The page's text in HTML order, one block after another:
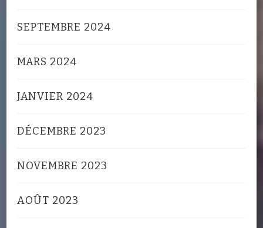
SEPTEMBRE 2024
MARS 2024
JANVIER 2024
DÉCEMBRE 2023
NOVEMBRE 2023
AOÛT 2023